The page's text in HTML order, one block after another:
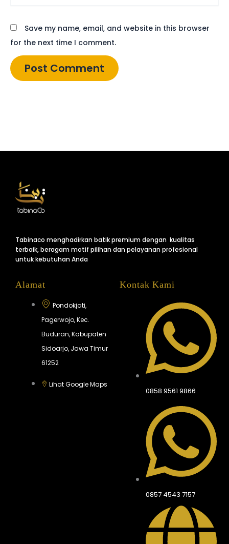
Save my name, email, and website in this browser
for the next time I comment.
Tabinaco menghadirkan batik premium dengan kualitas
terbaik, beragam motif pilihan dan pelayanan profesional
untuk kebutuhan Anda
Alamat
Pondokjati,
Pagerwojo, Kec.
Buduran, Kabupaten
Sidoarjo, Jawa Timur
61252
Lihat Google Maps
Kontak Kami
0858 9561 9866
0857 4543 7157